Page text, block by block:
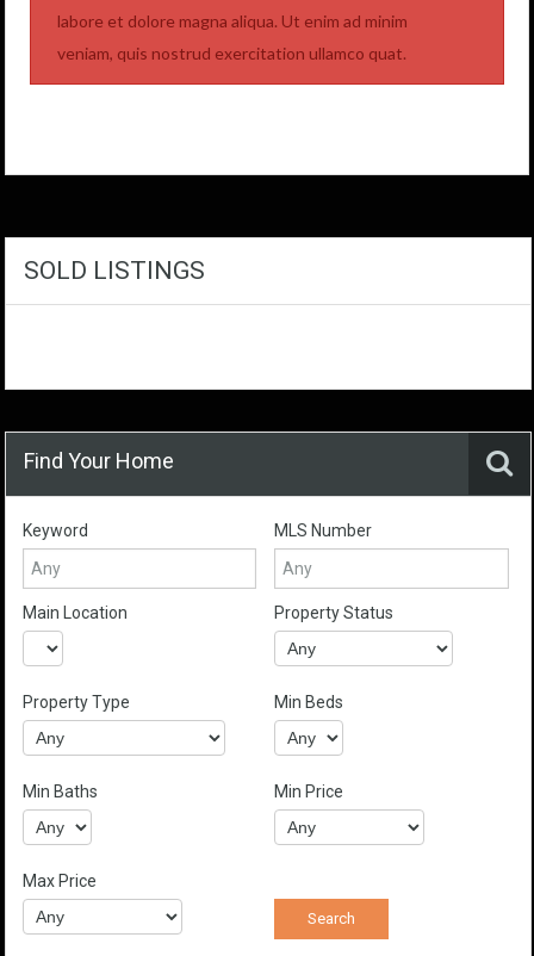
labore et dolore magna aliqua. Ut enim ad minim
veniam, quis nostrud exercitation ullamco quat.
SOLD LISTINGS
Find Your Home
Keyword MLS Number
Main Location Property Status
Property Type Min Beds
Min Baths Min Price
Max Price